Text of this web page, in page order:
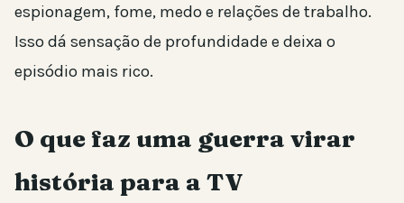
espionagem, fome, medo e relações de trabalho.
Isso dá sensação de profundidade e deixa o
episódio mais rico.
O que faz uma guerra virar
história para a TV